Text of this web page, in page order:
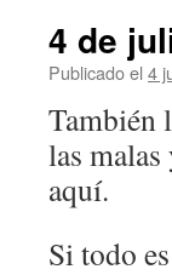
4 de
Publicado el 4
También
las
aquí.
Si todo